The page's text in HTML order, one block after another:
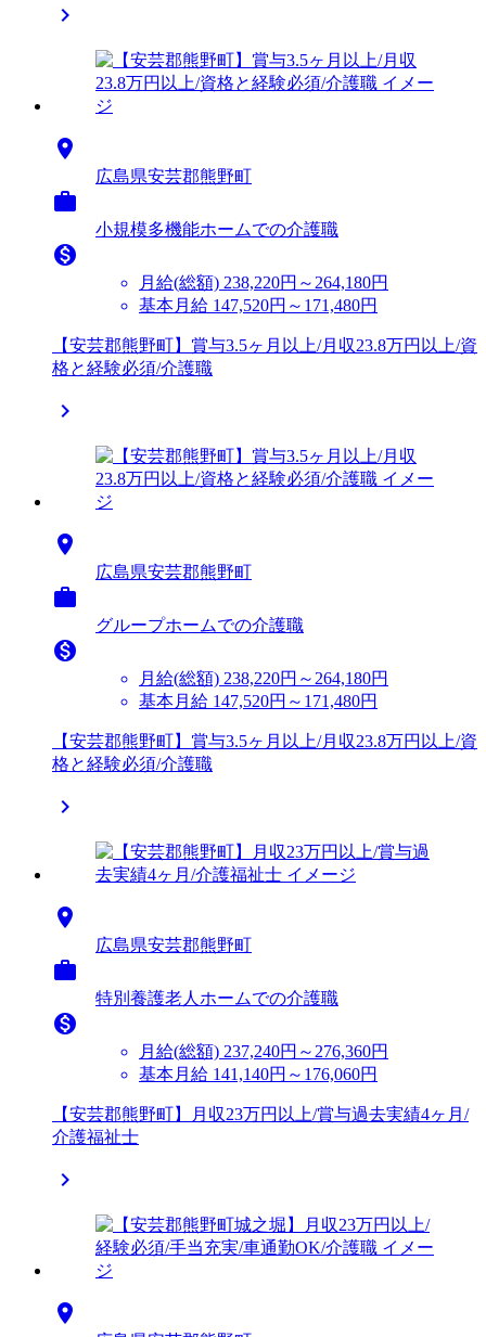


広島県安芸郡熊野町

小規模多機能ホームでの介護職

月給(総額) 238,220円～264,180円
基本月給 147,520円～171,480円
【安芸郡熊野町】賞与3.5ヶ月以上/月収23.8万円以上/資
格と経験必須/介護職


広島県安芸郡熊野町

グループホームでの介護職

月給(総額) 238,220円～264,180円
基本月給 147,520円～171,480円
【安芸郡熊野町】賞与3.5ヶ月以上/月収23.8万円以上/資
格と経験必須/介護職


広島県安芸郡熊野町

特別養護老人ホームでの介護職

月給(総額) 237,240円～276,360円
基本月給 141,140円～176,060円
【安芸郡熊野町】月収23万円以上/賞与過去実績4ヶ月/
介護福祉士

